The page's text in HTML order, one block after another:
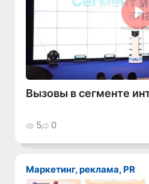
Смотреть
Вызовы в сегменте
5 0
Маркетинг, реклама, PR